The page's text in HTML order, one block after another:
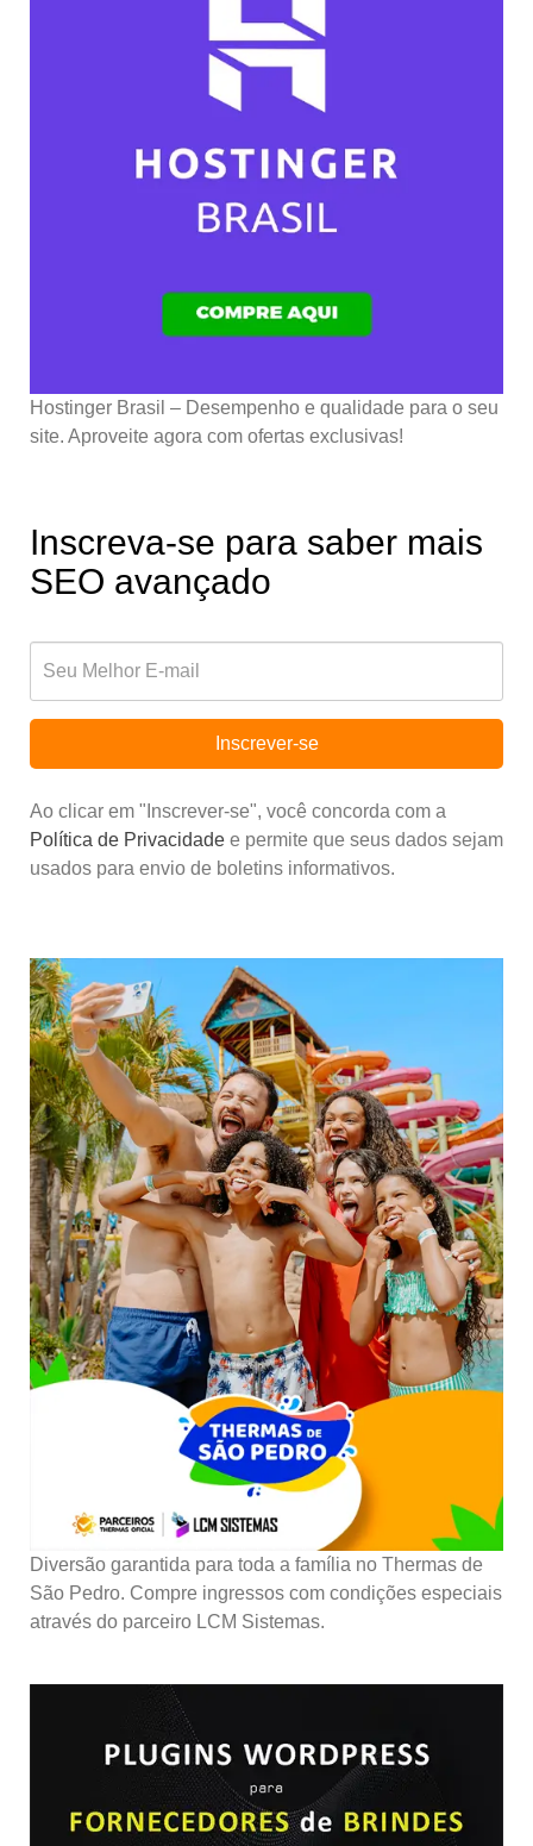
Hostinger Brasil – Desempenho e qualidade para o seu
site. Aproveite agora com ofertas exclusivas!
Inscreva-se para saber mais
SEO avançado
Inscrever-se
Ao clicar em "Inscrever-se", você concorda com a
Política de Privacidade e permite que seus dados sejam
usados para envio de boletins informativos.
Diversão garantida para toda a família no Thermas de
São Pedro. Compre ingressos com condições especiais
através do parceiro LCM Sistemas.